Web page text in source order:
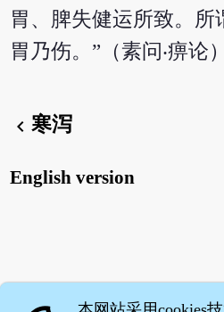
胃、脾失健运所致。所
胃乃伤。”（素问‧痹论）
chevron_left寒泻
English version